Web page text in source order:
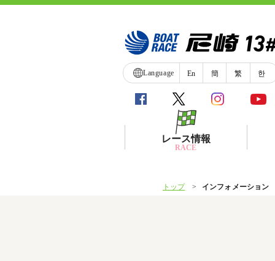
Language En 簡 繁 한
レース情報
RACE
トップ インフォメーション